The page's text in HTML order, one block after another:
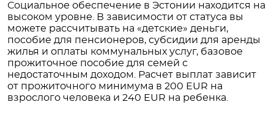
Социальное обеспечение в Эстонии находится на
высоком уровне. В зависимости от статуса вы
можете рассчитывать на «детские» деньги,
пособие для пенсионеров, субсидии для аренды
жилья и оплаты коммунальных услуг, базовое
прожиточное пособие для семей с
недостаточным доходом. Расчет выплат зависит
от прожиточного минимума в 200 EUR на
взрослого человека и 240 EUR на ребенка.